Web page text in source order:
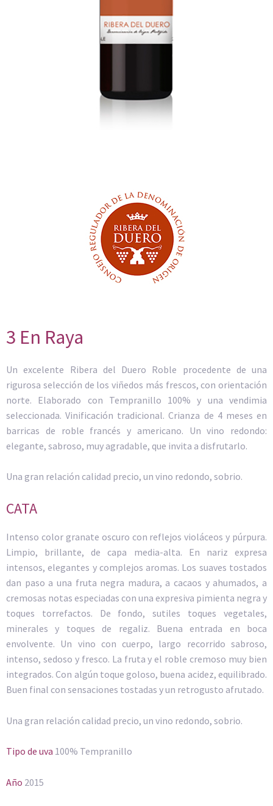
3 En Raya
Un excelente Ribera del Duero Roble procedente de una
rigurosa selección de los viñedos más frescos, con orientación
norte. Elaborado con Tempranillo 100% y una vendimia
seleccionada. Vinificación tradicional. Crianza de 4 meses en
barricas de roble francés y americano. Un vino redondo:
elegante, sabroso, muy agradable, que invita a disfrutarlo.
Una gran relación calidad precio, un vino redondo, sobrio.
CATA
Intenso color granate oscuro con reflejos violáceos y púrpura.
Limpio, brillante, de capa media-alta. En nariz expresa
intensos, elegantes y complejos aromas. Los suaves tostados
dan paso a una fruta negra madura, a cacaos y ahumados, a
cremosas notas especiadas con una expresiva pimienta negra y
toques torrefactos. De fondo, sutiles toques vegetales,
minerales y toques de regaliz. Buena entrada en boca
envolvente. Un vino con cuerpo, largo recorrido sabroso,
intenso, sedoso y fresco. La fruta y el roble cremoso muy bien
integrados. Con algún toque goloso, buena acidez, equilibrado.
Buen final con sensaciones tostadas y un retrogusto afrutado.
Una gran relación calidad precio, un vino redondo, sobrio.
Tipo de uva 100% Tempranillo
Año 2015